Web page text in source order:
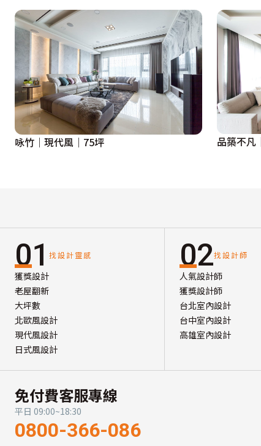
咏竹｜現代風｜75坪 品築不凡
01 找設計靈感
獲獎設計
老屋翻新
大坪數
北歐風設計
現代風設計
日式風設計
02找設計師
人氣設計師
獲獎設計師
台北室內設計
台中室內設計
高雄室內設計
免付費客服專線
平日 09:00~18:30
0800-366-086